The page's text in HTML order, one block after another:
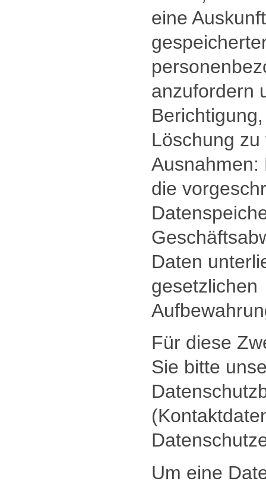
eine
anzufordern
Löschung
Ausnahmen:
die
Daten
gesetzlichen
Für diese
Sie bitte
Um eine